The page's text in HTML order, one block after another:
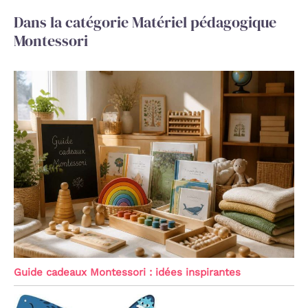
Dans la catégorie Matériel pédagogique
Montessori
Guide cadeaux Montessori : idées inspirantes